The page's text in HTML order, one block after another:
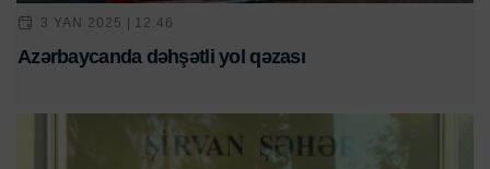
3 YAN 2025 | 12:46
Azərbaycanda dəhşətli yol qəzası